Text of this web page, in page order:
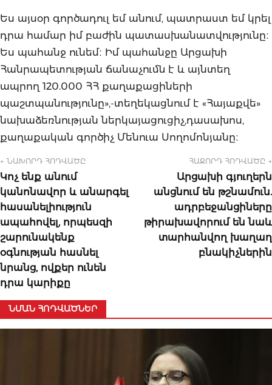
Ես այսօր գործադուլ եմ անում, պատրաստ եմ կրել
դրա համար իմ բաժին պատասխանատվությունը։
Ես պահանջ ունեմ։ Իմ պահանջը Արցախի
Հանրապետության ճանաչումն է և այնտեղ
ապրող 120.000 ՀՀ քաղաքացիների
պաշտպանությունը»,-տեղեկացնում է «Հայաքվե»
նախաձեռնության ներկայացուցիչ,դասախոս,
քաղաքական գործիչ Մենուա Սողոմոնյանը։
← ՆԱԽՈՐԴ ՀՈԴՎԱԾԸ
Կոչ ենք անում
կանոնավոր և անարգել
հասանելիություն
ապահովել, որպեսզի
շարունակենք
օգնության հասնել
նրանց, ովքեր ունեն
դրա կարիքը
ՀԱՋՈՐԴ ՀՈԴՎԱԾԸ →
Արցախի գյուղերն
անցնում են թշնամուն.
ադրբեջանցիները
թիրախավորում են նաև
տարհանվող խաղաղ
բնակիչներին
ՆՄԱՆ ՀՈԴՎԱԾՆԵՐ